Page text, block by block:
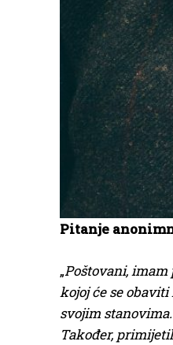
Pitanje
„Poštovani,
kojoj će se
svojim
Također,